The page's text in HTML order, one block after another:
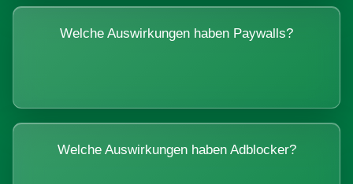
Welche Auswirkungen haben Paywalls?
Welche Auswirkungen haben Adblocker?